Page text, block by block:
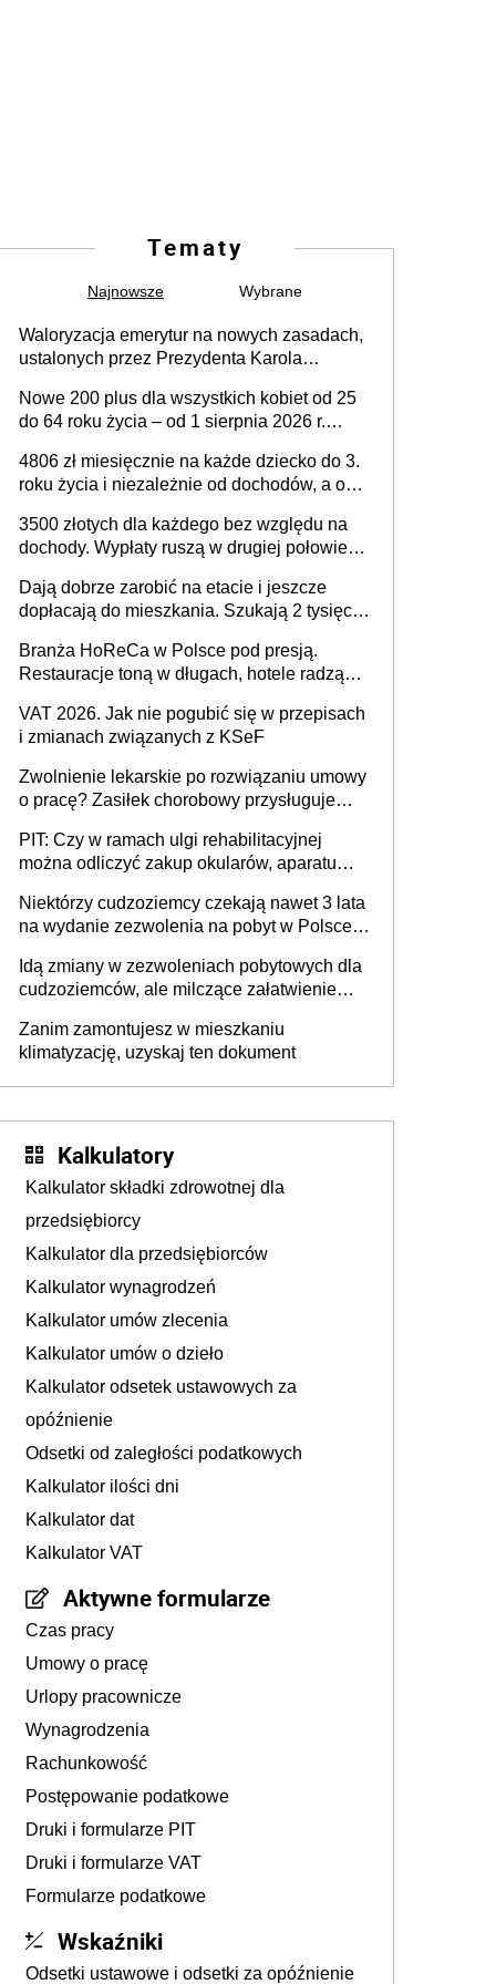
Tematy
Najnowsze Wybrane
Waloryzacja emerytur na nowych zasadach,
ustalonych przez Prezydenta Karola
również kwotowa podwyżka świadczeń?
Nowe 200 plus dla wszystkich kobiet od 25
do 64 roku życia – od 1 sierpnia 2026 r.
programu rządowego
4806 zł miesięcznie na każde dziecko do 3.
roku życia i niezależnie od dochodów, a od
ma odwrócić trend spadku liczby urodzeń w
Polsce
3500 złotych dla każdego bez względu na
dochody. Wypłaty ruszą w drugiej połowie
Dają dobrze zarobić na etacie i jeszcze
dopłacają do mieszkania. Szukają 2 tysięcy
Branża HoReCa w Polsce pod presją.
Restauracje toną w długach, hotele radzą
VAT 2026. Jak nie pogubić się w przepisach
i zmianach związanych z KSeF
Zwolnienie lekarskie po rozwiązaniu umowy
o pracę? Zasiłek chorobowy przysługuje
dni od ustania stosunku pracy
PIT: Czy w ramach ulgi rehabilitacyjnej
można odliczyć zakup okularów, aparatu
Niektórzy cudzoziemcy czekają nawet 3 lata
na wydanie zezwolenia na pobyt w Polsce.
opóźnienia z kartami pobytu to realny
problem
Idą zmiany w zezwoleniach pobytowych dla
cudzoziemców, ale milczące załatwienie
Zanim zamontujesz w mieszkaniu
klimatyzację, uzyskaj ten dokument
Kalkulatory
Kalkulator składki zdrowotnej dla
przedsiębiorcy
Kalkulator dla przedsiębiorców
Kalkulator wynagrodzeń
Kalkulator umów zlecenia
Kalkulator umów o dzieło
Kalkulator odsetek ustawowych za
opóźnienie
Odsetki od zaległości podatkowych
Kalkulator ilości dni
Kalkulator dat
Kalkulator VAT
Aktywne formularze
Czas pracy
Umowy o pracę
Urlopy pracownicze
Wynagrodzenia
Rachunkowość
Postępowanie podatkowe
Druki i formularze PIT
Druki i formularze VAT
Formularze podatkowe
Wskaźniki
Odsetki ustawowe i odsetki za opóźnienie